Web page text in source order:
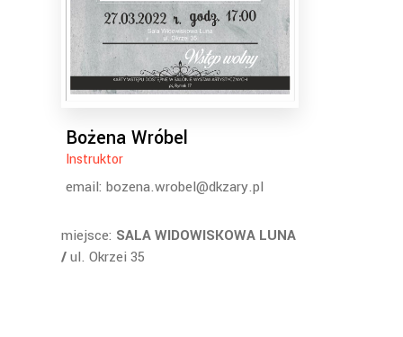
Bożena Wróbel
Instruktor
email: bozena.wrobel@dkzary.pl
miejsce: SALA WIDOWISKOWA LUNA
/ul. Okrzei 35